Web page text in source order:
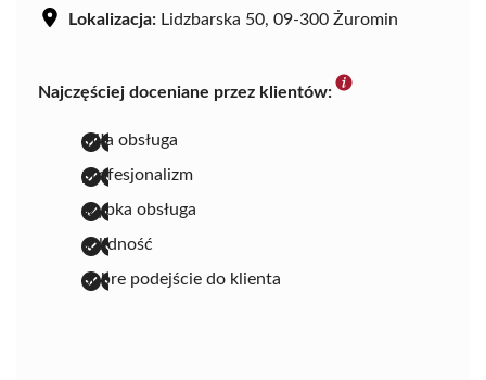
Lokalizacja: Lidzbarska 50, 09-300 Żuromin
Najczęściej doceniane przez klientów:
miła obsługa
profesjonalizm
szybka obsługa
solidność
dobre podejście do klienta